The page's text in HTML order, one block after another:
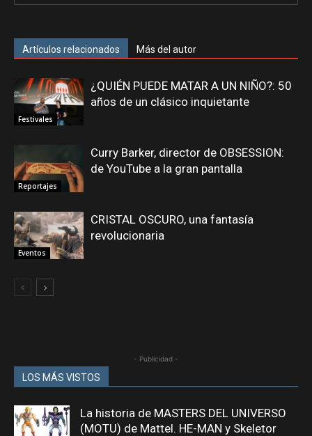
Artículos relacionados Más del autor
Festivales
¿QUIÉN PUEDE MATAR A UN NIÑO?: 50
años de un clásico inquietante
Reportajes
Curry Barker, director de OBSESSION:
de YouTube a la gran pantalla
Eventos
CRISTAL OSCURO, una fantasía
revolucionaria
- Publicidad -
LOS MÁS VISTOS
La historia de MASTERS DEL UNIVERSO
(MOTU) de Mattel. HE-MAN y Skeletor